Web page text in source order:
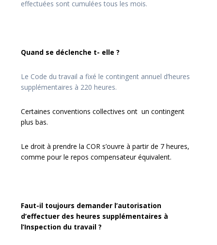
effectuées sont cumulées tous les mois.
Quand se déclenche t- elle ?
Le Code du travail a fixé le contingent annuel d’heures
supplémentaires à 220 heures.
Certaines conventions collectives ont un contingent
plus bas.
Le droit à prendre la COR s’ouvre à partir de 7 heures,
comme pour le repos compensateur équivalent.
Faut-il toujours demander l’autorisation
d’effectuer des heures supplémentaires à
l’Inspection du travail ?